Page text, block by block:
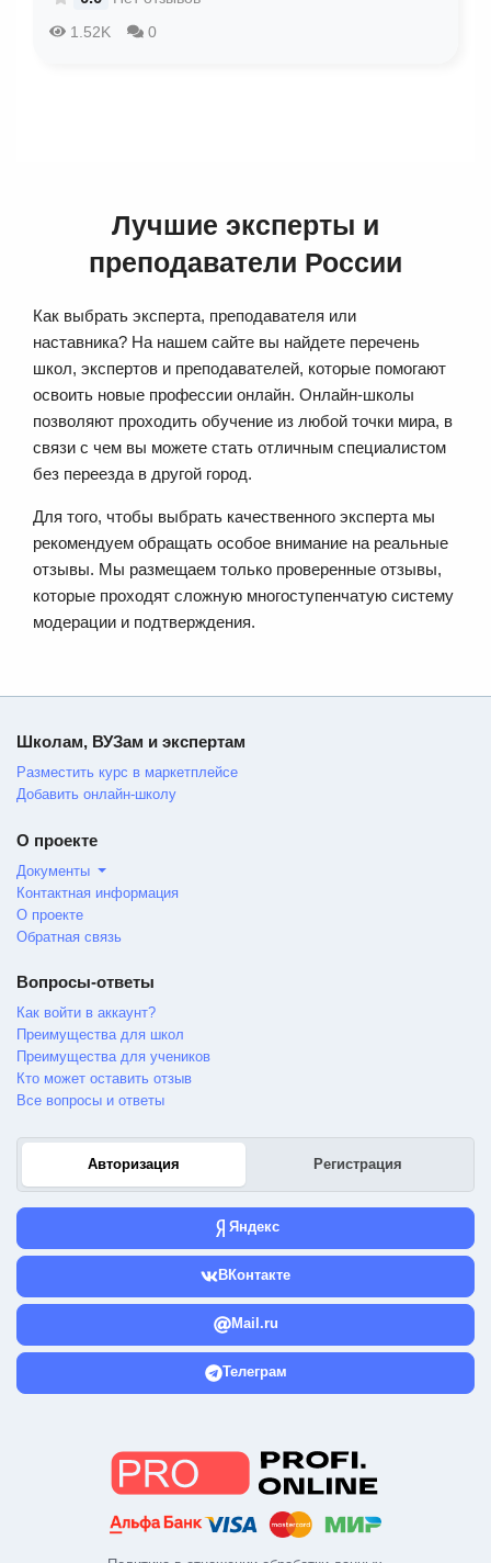
1.52K 0
Лучшие эксперты и
преподаватели России
Как выбрать эксперта, преподавателя или
наставника? На нашем сайте вы найдете перечень
школ, экспертов и преподавателей, которые помогают
освоить новые профессии онлайн. Онлайн-школы
позволяют проходить обучение из любой точки мира, в
связи с чем вы можете стать отличным специалистом
без переезда в другой город.
Для того, чтобы выбрать качественного эксперта мы
рекомендуем обращать особое внимание на реальные
отзывы. Мы размещаем только проверенные отзывы,
которые проходят сложную многоступенчатую систему
модерации и подтверждения.
Школам, ВУЗам и экспертам
Разместить курс в маркетплейсе
Добавить онлайн-школу
О проекте
Документы
Контактная информация
О проекте
Обратная связь
Вопросы-ответы
Как войти в аккаунт?
Преимущества для школ
Преимущества для учеников
Кто может оставить отзыв
Все вопросы и ответы
Авторизация Регистрация
Яндекс
ВКонтакте
Mail.ru
Телеграм